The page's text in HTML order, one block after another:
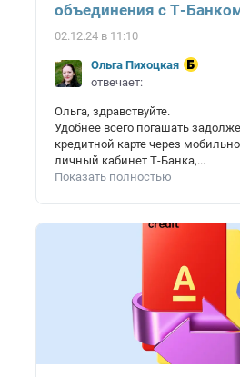
объединения с Т-
02.12.24 в 11:10
Ольга Пихоцкая
отвечает:
Ольга, здравствуйте.
Удобнее всего погашать
кредитной карте через
личный кабинет Т-Банка,...
Показать полностью